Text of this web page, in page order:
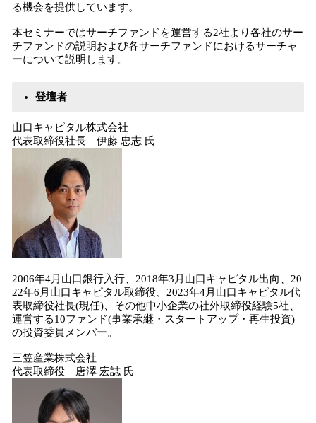
る機会を提供しています。
本セミナーではサーチファンドを運営する2社より各社のサー
チファンドの説明および各サーチファンドにおけるサーチャ
ーについて説明します。
登壇者
山口キャピタル株式会社
代表取締役社長 伊藤 忠志 氏
2006年4月山口銀行入行、2018年3月山口キャピタル出向、20
22年6月山口キャピタル取締役、2023年4月山口キャピタル代
表取締役社長(現任)、その他中小企業の社外取締役経験5社、
運営する10ファンド(事業承継・スタートアップ・再生投資)
の投資委員メンバー。
三笠産業株式会社
代表取締役 唐澤 宏誌 氏